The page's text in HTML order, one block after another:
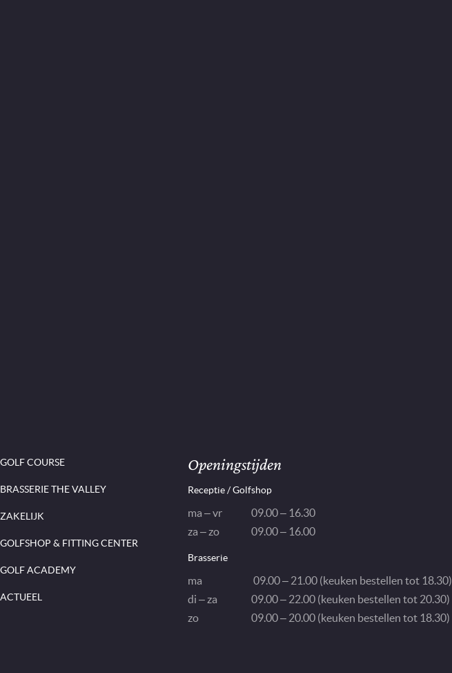
GOLF COURSE
BRASSERIE THE VALLEY
ZAKELIJK
GOLFSHOP & FITTING CENTER
GOLF ACADEMY
ACTUEEL
Openingstijden
Receptie / Golfshop
ma – vr
09.00 – 16.30
za – zo
09.00 – 16.00
Brasserie
ma
09.00 – 21.00 (keuken bestellen tot 18.30)
di – za
09.00 – 22.00 (keuken bestellen tot 20.30)
zo
09.00 – 20.00 (keuken bestellen tot 18.30)